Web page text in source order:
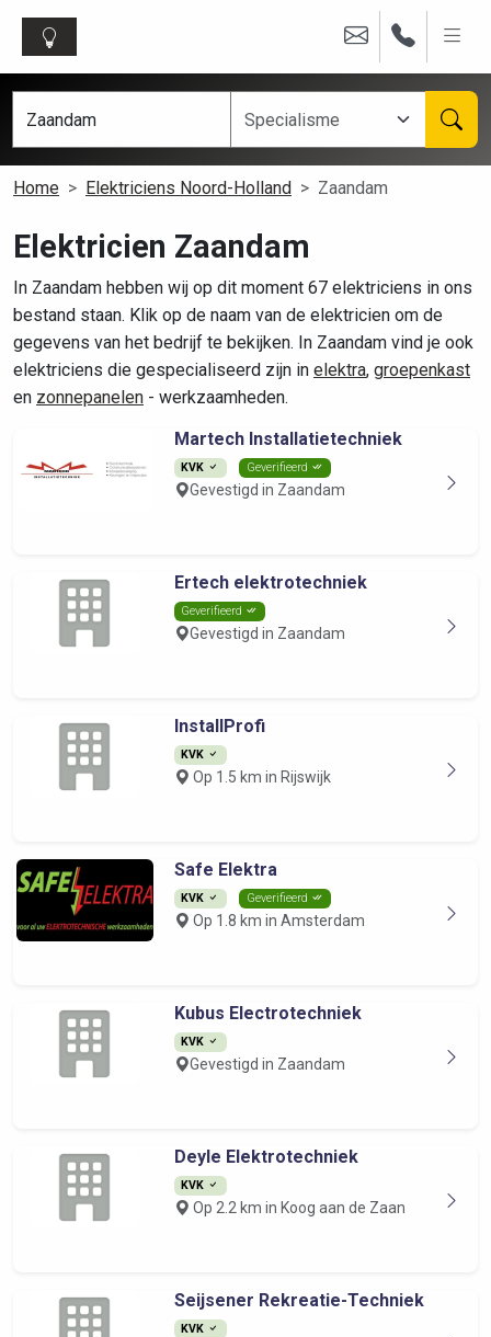
Home Elektriciens Noord-Holland Zaandam
Elektricien Zaandam
In Zaandam hebben wij op dit moment 67 elektriciens in ons
bestand staan. Klik op de naam van de elektricien om de
gegevens van het bedrijf te bekijken. In Zaandam vind je ook
elektriciens die gespecialiseerd zijn in elektra, groepenkast
en zonnepanelen - werkzaamheden.
Martech Installatietechniek
KVK Geverifieerd
Gevestigd in Zaandam
Ertech elektrotechniek
Geverifieerd
Gevestigd in Zaandam
InstallProfi
KVK
Op 1.5 km in Rijswijk
Safe Elektra
KVK Geverifieerd
Op 1.8 km in Amsterdam
Kubus Electrotechniek
KVK
Gevestigd in Zaandam
Deyle Elektrotechniek
KVK
Op 2.2 km in Koog aan de Zaan
Seijsener Rekreatie-Techniek
KVK